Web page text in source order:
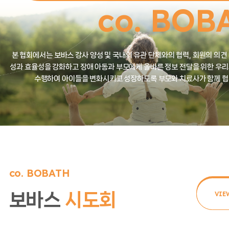
co.
본 협회에서는 보바스 강사 양성 및 국내외 유관 단체와의 협력, 회원의 의견
성과 효율성을 강화하고 장애 아동과 부모에게올바른 정보 전달을 위한 우
수행하여 아이들을변화시키고 성장하도록 부모와 치료사가 함께
co. BOBATH
보바스 시도회